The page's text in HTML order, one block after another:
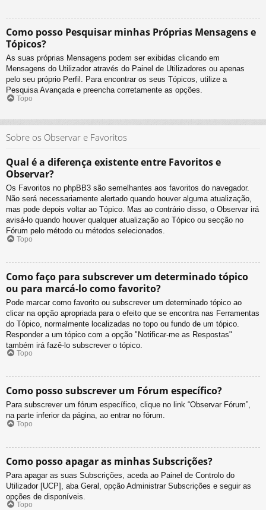
Como posso Pesquisar minhas Próprias Mensagens e
Tópicos?
As suas próprias Mensagens podem ser exibidas clicando em
Mensagens do Utilizador através do Painel de Utilizadores ou apenas
pelo seu próprio Perfil. Para encontrar os seus Tópicos, utilize a
Pesquisa Avançada e preencha corretamente as opções.
Topo
Sobre os Observar e Favoritos
Qual é a diferença existente entre Favoritos e
Observar?
Os Favoritos no phpBB3 são semelhantes aos favoritos do navegador.
Não será necessariamente alertado quando houver alguma atualização,
mas pode depois voltar ao Tópico. Mas ao contrário disso, o Observar irá
avisá-lo quando houver qualquer atualização ao Tópico ou secção no
Fórum pelo método ou métodos selecionados.
Topo
Como faço para subscrever um determinado tópico
ou para marcá-lo como favorito?
Pode marcar como favorito ou subscrever um determinado tópico ao
clicar na opção apropriada para o efeito que se encontra nas Ferramentas
do Tópico, normalmente localizadas no topo ou fundo de um tópico.
Responder a um tópico com a opção "Notificar-me as Respostas"
também irá fazê-lo subscrever o tópico.
Topo
Como posso subscrever um Fórum específico?
Para subscrever um fórum específico, clique no link “Observar Fórum”,
na parte inferior da página, ao entrar no fórum.
Topo
Como posso apagar as minhas Subscrições?
Para apagar as suas Subscrições, aceda ao Painel de Controlo do
Utilizador [UCP], aba Geral, opção Administrar Subscrições e seguir as
opções de disponíveis.
Topo